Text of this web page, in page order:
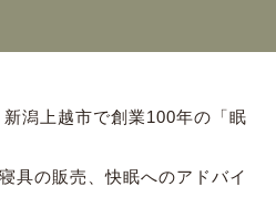
潟上越市で創業100年の「眠
具の販売、快眠へのアドバイ